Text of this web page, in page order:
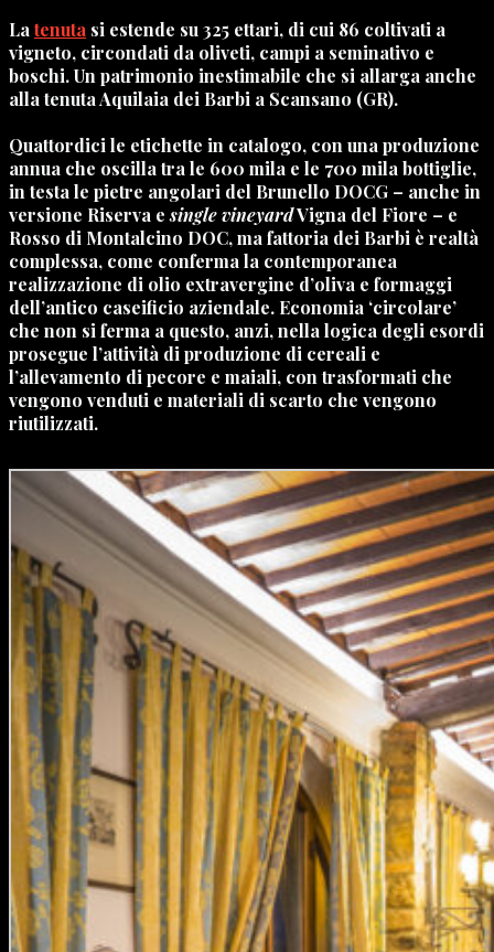
Latenuta si estende su 325 ettari, di cui 86 coltivati a
vigneto, circondati da oliveti, campi a seminativo e
boschi. Un patrimonio inestimabile che si allarga anche
alla tenuta Aquilaia dei Barbi a Scansano (GR).
Quattordici le etichette in catalogo, con una produzione
annua che oscilla tra le 600 mila e le 700 mila bottiglie,
in testa le pietre angolari del Brunello DOCG – anche in
versione Riserva esingle vineyardVigna del Fiore – e
Rosso di Montalcino DOC, ma fattoria dei Barbi è realtà
complessa, come conferma la contemporanea
realizzazione di olio extravergine d’oliva e formaggi
dell’antico caseificio aziendale. Economia ‘circolare’
che non si ferma a questo, anzi, nella logica degli esordi
prosegue l’attività di produzione di cereali e
l’allevamento di pecore e maiali, con trasformati che
vengono venduti e materiali di scarto che vengono
riutilizzati.